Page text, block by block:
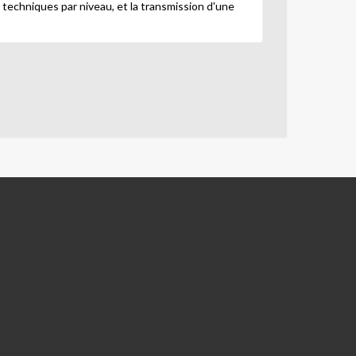
par niveau, et la transmission d'une